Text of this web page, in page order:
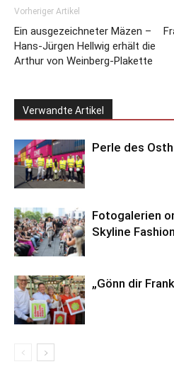
Vorheriger Artikel
Ein ausgezeichneter Mäzen –
Hans-Jürgen Hellwig erhält die
Arthur von Weinberg-Plakette
Verwandte Artikel
Perle des
Fotogalerien
Skyline
„Gönn dir